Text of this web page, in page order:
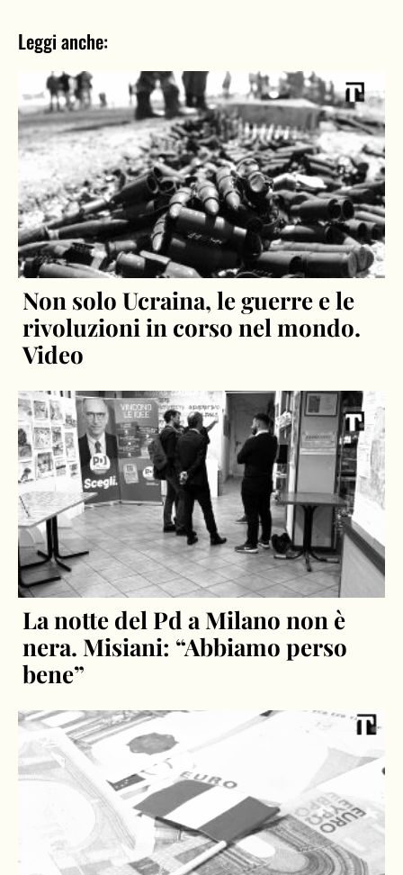
Leggi anche:
Non solo Ucraina, le guerre e le
rivoluzioni in corso nel mondo.
Video
La notte del Pd a Milano non è
nera. Misiani: “Abbiamo perso
bene”